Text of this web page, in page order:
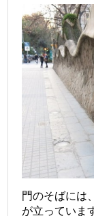
門のそばには
が立っていま